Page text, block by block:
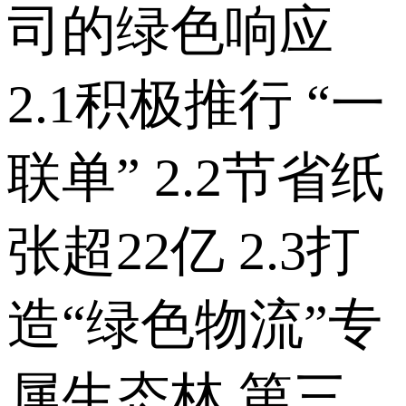
司的绿色响应
2.1积极推行 “一
联单” 2.2节省纸
张超22亿 2.3打
造“绿色物流”专